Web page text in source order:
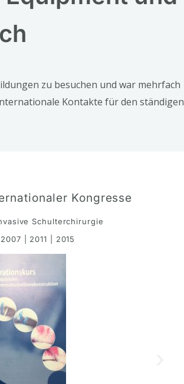
zu besuchen und war mehrfach
Kontakte für den ständigen
Kongresse
Schulterchirurgie
| 2011 | 2015